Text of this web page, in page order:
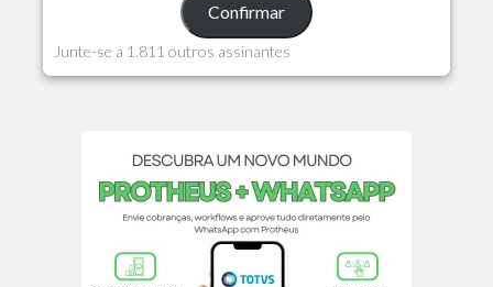
Confirmar
Junte-se a 1.811 outros assinantes